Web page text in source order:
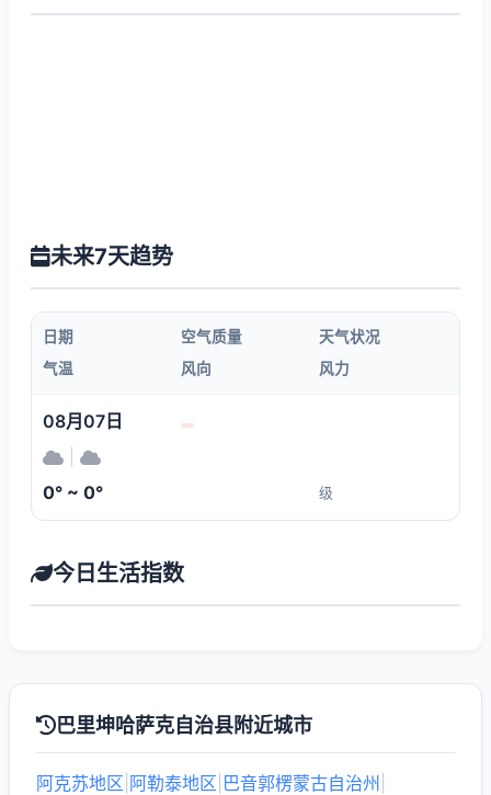
未来7天趋势
日期 空气质量
天气状况
气温
风向 风力
08月07日
0° ~ 0° 级
今日生活指数
巴里坤哈萨克自治县附近城市
阿克苏地区 阿勒泰地区 巴音郭楞蒙古自治州